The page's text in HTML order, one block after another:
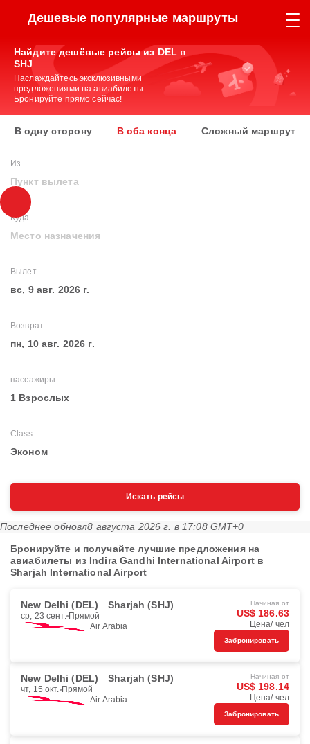
Дешевые популярные маршруты
Найдите дешёвые рейсы из DEL в
SHJ
Наслаждайтесь эксклюзивными
предложениями на авиабилеты.
Бронируйте прямо сейчас!
В одну сторону В оба конца Сложный маршрут
Из
Пункт вылета
Куда
Место назначения
Вылет
вс, 9 авг. 2026 г.
Возврат
пн, 10 авг. 2026 г.
пассажиры
1 Взрослых
Class
Эконом
Искать рейсы
Последнее обновл8 августа 2026 г. в 17:08 GMT+0
Бронируйте и получайте лучшие предложения на
авиабилеты из Indira Gandhi International Airport в
Sharjah International Airport
New Delhi (DEL) Sharjah (SHJ)
ср, 23 сент. Прямой
Air Arabia
Начиная от
US$ 186.63
Цена/ чел
Забронировать
New Delhi (DEL) Sharjah (SHJ)
чт, 15 окт. Прямой
Air Arabia
Начиная от
US$ 198.14
Цена/ чел
Забронировать